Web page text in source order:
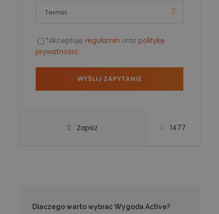
*Akceptuję regulamin oraz politykę
prywatności.
Zapisz 1477
Dlaczego warto wybrać Wygoda Active?